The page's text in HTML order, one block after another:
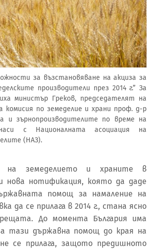
за възстановяване на акциза за
производители през 2014 г.” За
министър Греков, председателят на
комисия по земеделие и храни проф. д-р
и зърнопроизводителите по време на
с Националната асоциация на
(НАЗ).
на земеделието и храните в
нова нотификация, която да даде
помощ за намаление на
да се прилага в 2014 г., стана ясно
До момента България има
тази държавна помощ до края на
се прилага, защото предишното